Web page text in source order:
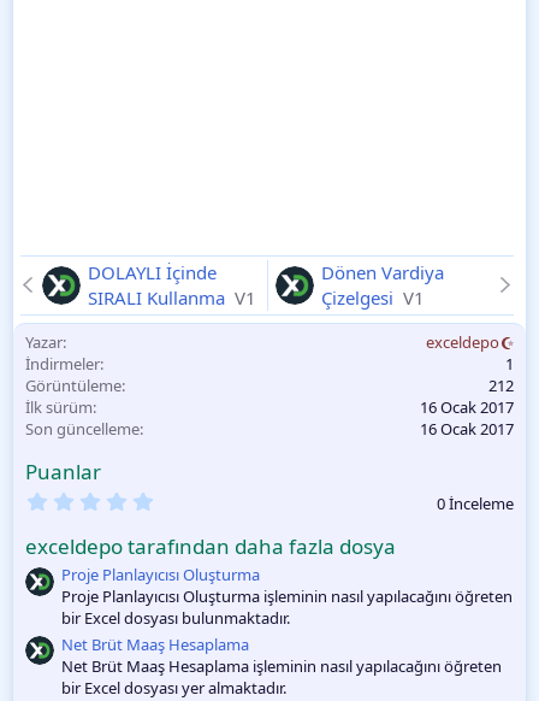
DOLAYLI İçinde
SIRALI Kullanma V1
Dönen Vardiya
Çizelgesi V1
Yazar
exceldepo
İndirmeler
1
Görüntüleme
212
İlk sürüm
16 Ocak 2017
Son güncelleme
16 Ocak 2017
Puanlar
0
O
y
l
a
m
a
0 İnceleme
exceldepo tarafından daha fazla dosya
Proje Planlayıcısı Oluşturma
Proje Planlayıcısı Oluşturma işleminin nasıl yapılacağını öğreten
bir Excel dosyası bulunmaktadır.
Net Brüt Maaş Hesaplama
Net Brüt Maaş Hesaplama işleminin nasıl yapılacağını öğreten
bir Excel dosyası yer almaktadır.